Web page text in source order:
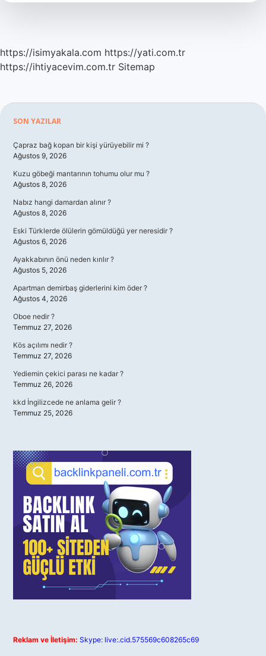
https://isimyakala.com https://yati.com.tr
https://ihtiyacevim.com.tr Sitemap
Sidebar
SON YAZILAR
Çapraz bağ kopan bir kişi yürüyebilir mi ?
Ağustos 9, 2026
Kuzu göbeği mantarının tohumu olur mu ?
Ağustos 8, 2026
Nabız hangi damardan alınır ?
Ağustos 8, 2026
Eski Türklerde ölülerin gömüldüğü yer neresidir ?
Ağustos 6, 2026
Ayakkabının önü neden kırılır ?
Ağustos 5, 2026
Apartman demirbaş giderlerini kim öder ?
Ağustos 4, 2026
Oboe nedir ?
Temmuz 27, 2026
Kös açılımı nedir ?
Temmuz 27, 2026
Yediemin çekici parası ne kadar ?
Temmuz 26, 2026
kkd İngilizcede ne anlama gelir ?
Temmuz 25, 2026
Reklam ve İletişim: Skype: live:.cid.575569c608265c69